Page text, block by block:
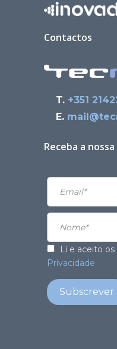
Contactos
T. +351
E.
Receba a
Lí e aceito
Privacidade